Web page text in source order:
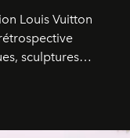
Louis Vuitton
sculptures
l'artiste
par Frank Gehry